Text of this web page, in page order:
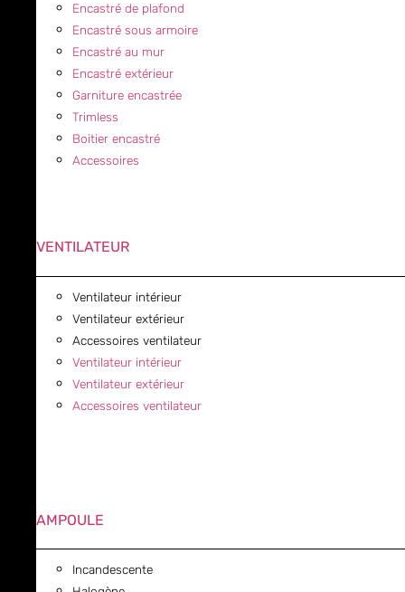
Encastré de plafond
Encastré sous armoire
Encastré au mur
Encastré extérieur
Garniture encastrée
Trimless
Boitier encastré
Accessoires
VENTILATEUR
Ventilateur intérieur
Ventilateur extérieur
Accessoires ventilateur
Ventilateur intérieur
Ventilateur extérieur
Accessoires ventilateur
AMPOULE
Incandescente